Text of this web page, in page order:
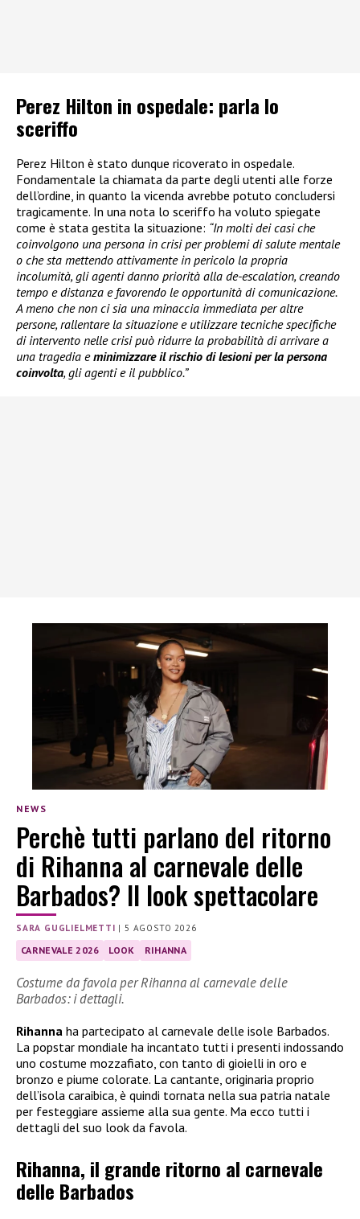
Perez Hilton in ospedale: parla lo
sceriffo
Perez Hilton è stato dunque ricoverato in ospedale.
Fondamentale la chiamata da parte degli utenti alle forze
dell’ordine, in quanto la vicenda avrebbe potuto concludersi
tragicamente. In una nota lo sceriffo ha voluto spiegate
come è stata gestita la situazione: “In molti dei casi che
coinvolgono una persona in crisi per problemi di salute mentale
o che sta mettendo attivamente in pericolo la propria
incolumità, gli agenti danno priorità alla de-escalation, creando
tempo e distanza e favorendo le opportunità di comunicazione.
A meno che non ci sia una minaccia immediata per altre
persone, rallentare la situazione e utilizzare tecniche specifiche
di intervento nelle crisi può ridurre la probabilità di arrivare a
una tragedia eminimizzare il rischio di lesioni per la persona
coinvolta, gli agenti e il pubblico.”
NEWS
Perchè tutti parlano del ritorno
di Rihanna al carnevale delle
Barbados? Il look spettacolare
SARA GUGLIELMETTI |5 AGOSTO 2026
CARNEVALE 2026 LOOK RIHANNA
Costume da favola per Rihanna al carnevale delle
Barbados: i dettagli.
Rihanna ha partecipato al carnevale delle isole Barbados.
La popstar mondiale ha incantato tutti i presenti indossando
uno costume mozzafiato, con tanto di gioielli in oro e
bronzo e piume colorate. La cantante, originaria proprio
dell’isola caraibica, è quindi tornata nella sua patria natale
per festeggiare assieme alla sua gente. Ma ecco tutti i
dettagli del suo look da favola.
Rihanna, il grande ritorno al carnevale
delle Barbados